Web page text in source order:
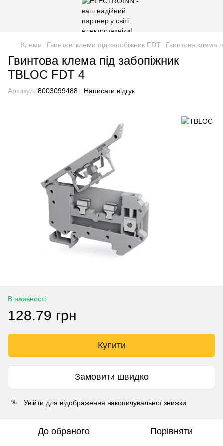
Клеми Гвинтові клеми під запобіжник FDT Гвинтова клема
Гвинтова клема під забопіжник
TBLOC FDT 4
Артикул: 8003099488 Написати відгук
В наявності
128.79 грн
Купити
Замовити швидко
% Увійти для відображення накопичувальної знижки
До обраного Порівняти